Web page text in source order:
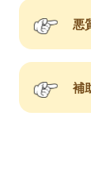
悪
補